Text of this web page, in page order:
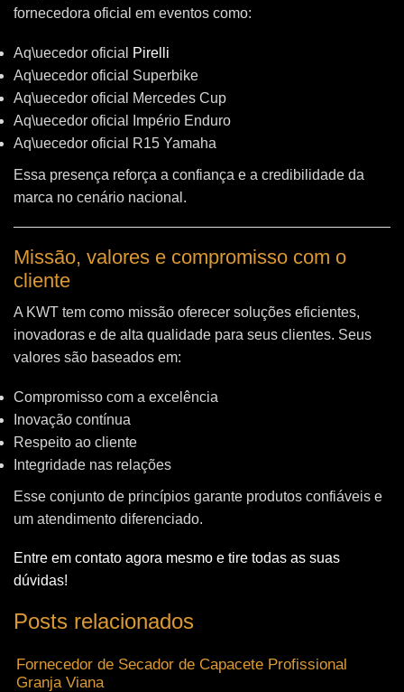
fornecedora oficial em eventos como:
Aq\uecedor oficial
Pirelli
Aq\uecedor oficial Superbike
Aq\uecedor oficial Mercedes Cup
Aq\uecedor oficial Império Enduro
Aq\uecedor oficial R15 Yamaha
Essa presença reforça a confiança e a credibilidade da
marca no cenário nacional.
Missão, valores e compromisso com o
cliente
A KWT tem como missão oferecer soluções eficientes,
inovadoras e de alta qualidade para seus clientes. Seus
valores são baseados em:
Compromisso com a excelência
Inovação contínua
Respeito ao cliente
Integridade nas relações
Esse conjunto de princípios garante produtos confiáveis e
um atendimento diferenciado.
Entre em contato agora mesmo e tire todas as suas
dúvidas!
Posts relacionados
Fornecedor de Secador de Capacete Profissional
Granja Viana